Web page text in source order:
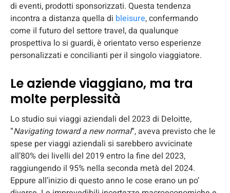
di eventi, prodotti sponsorizzati. Questa tendenza
incontra a distanza quella di bleisure, confermando
come il futuro del settore travel, da qualunque
prospettiva lo si guardi, è orientato verso esperienze
personalizzati e concilianti per il singolo viaggiatore.
Le aziende viaggiano, ma tra
molte perplessità
Lo studio sui viaggi aziendali del 2023 di Deloitte,
“Navigating toward a new normal“, aveva previsto che le
spese per viaggi aziendali si sarebbero avvicinate
all’80% dei livelli del 2019 entro la fine del 2023,
raggiungendo il 95% nella seconda metà del 2024.
Eppure all’inizio di questo anno le cose erano un po’